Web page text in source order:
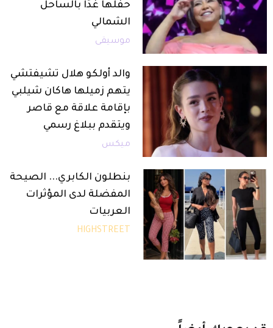
حفلها غدًا بالساحل
الشمالي
موسيقى
والد أولكو هلال تشيفتشي
يتهم زميلها هاكان شيلبي
بإقامة علاقة مع قاصر
ويتقدم ببلاغ رسمي
ميكس
بنطلون الكابري... الصيحة
المفضلة لدى المؤثرات
العربيات
HIGHSTREET